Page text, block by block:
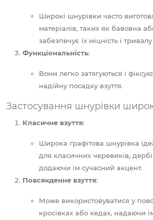
Широкі шнурівки часто
матеріалів, таких як бавовна
забезпечує їх міцність і
Функціональність:
Вони легко затягуються і
надійну посадку взуття.
Застосування шнурівки
Класичне взуття:
Широка графітова шнурівка
для класичних черевиків,
додаючи їм сучасний акцент.
Повсякденне взуття:
Може використовуватися у
кросівках або кедах, надаючи